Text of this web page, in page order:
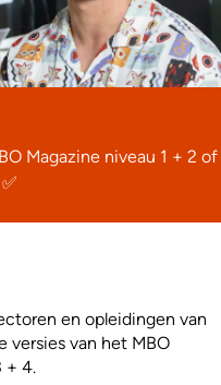
Magazine niveau 1 + 2 of
en opleidingen van
versies van het MBO
+ 4.